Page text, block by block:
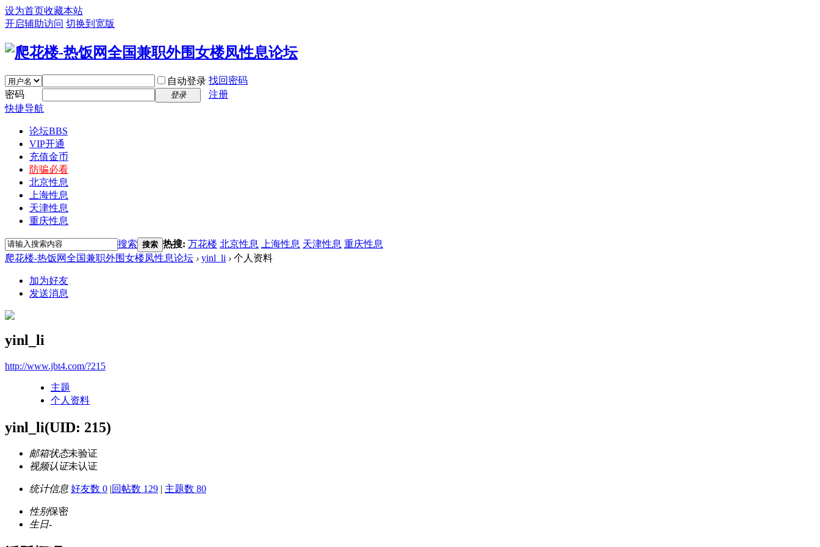
设为首页收藏本站
开启辅助访问 切换到宽版
自动登录 找回密码
密码
登录
注册
快捷导航
论坛BBS
VIP开通
充值金币
防骗必看
北京性息
上海性息
天津性息
重庆性息
搜索 搜索 热搜: 万花楼 北京性息 上海性息 天津性息 重庆性息
爬花楼-热饭网全国兼职外围女楼凤性息论坛 › yinl_li › 个人资料
加为好友
发送消息
yinl_li
http://www.jbt4.com/?215
主题
个人资料
yinl_li(UID: 215)
邮箱状态未验证
视频认证未认证
统计信息 好友数 0 |回帖数 129 | 主题数 80
性别保密
生日-